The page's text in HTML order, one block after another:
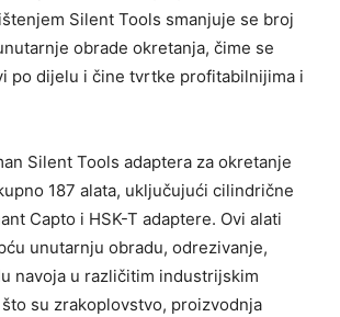
Silent Tools smanjuje se broj
obrade okretanja, čime se
po dijelu i čine tvrtke profitabilnijima i
Silent Tools adaptera za okretanje
187 alata, uključujući cilindrične
Capto i HSK-T adaptere. Ovi alati
unutarnju obradu, odrezivanje,
navoja u različitim industrijskim
su zrakoplovstvo, proizvodnja